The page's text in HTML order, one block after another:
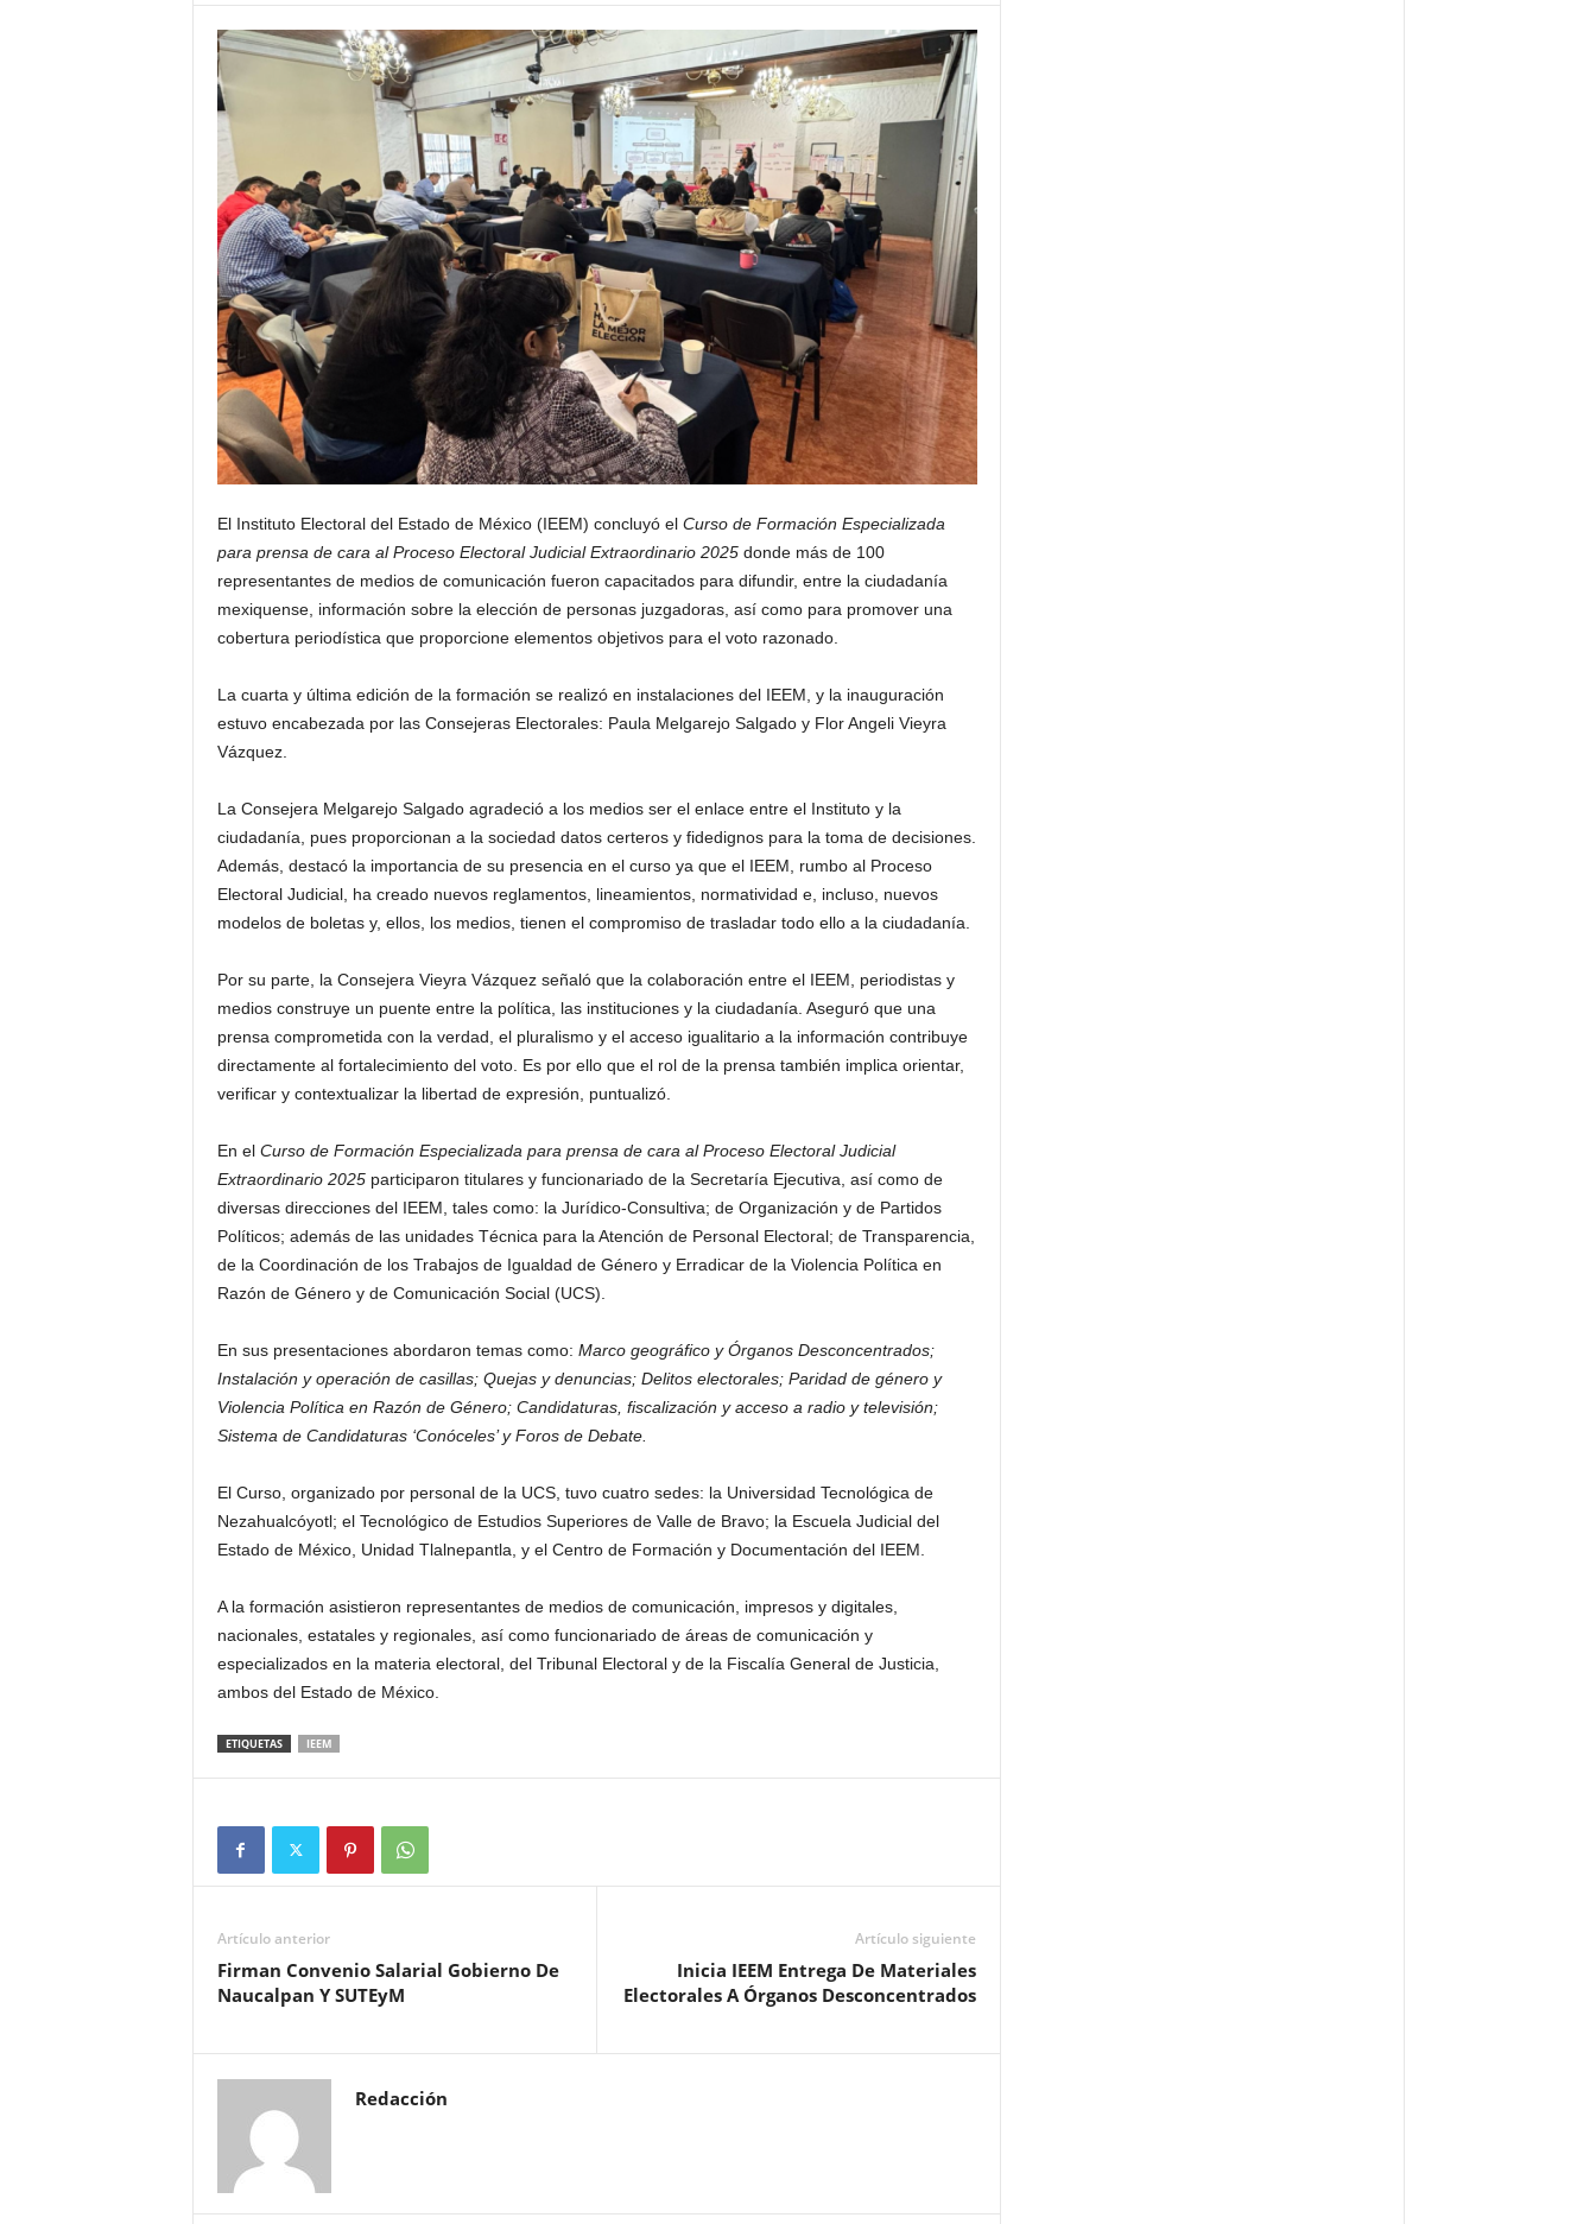
El Instituto Electoral del Estado de México (IEEM) concluyó el Curso de Formación Especializada
para prensa de cara al Proceso Electoral Judicial Extraordinario 2025 donde más de 100
representantes de medios de comunicación fueron capacitados para difundir, entre la ciudadanía
mexiquense, información sobre la elección de personas juzgadoras, así como para promover una
cobertura periodística que proporcione elementos objetivos para el voto razonado.
La cuarta y última edición de la formación se realizó en instalaciones del IEEM, y la inauguración
estuvo encabezada por las Consejeras Electorales: Paula Melgarejo Salgado y Flor Angeli Vieyra
Vázquez.
La Consejera Melgarejo Salgado agradeció a los medios ser el enlace entre el Instituto y la
ciudadanía, pues proporcionan a la sociedad datos certeros y fidedignos para la toma de decisiones.
Además, destacó la importancia de su presencia en el curso ya que el IEEM, rumbo al Proceso
Electoral Judicial, ha creado nuevos reglamentos, lineamientos, normatividad e, incluso, nuevos
modelos de boletas y, ellos, los medios, tienen el compromiso de trasladar todo ello a la ciudadanía.
Por su parte, la Consejera Vieyra Vázquez señaló que la colaboración entre el IEEM, periodistas y
medios construye un puente entre la política, las instituciones y la ciudadanía. Aseguró que una
prensa comprometida con la verdad, el pluralismo y el acceso igualitario a la información contribuye
directamente al fortalecimiento del voto. Es por ello que el rol de la prensa también implica orientar,
verificar y contextualizar la libertad de expresión, puntualizó.
En el Curso de Formación Especializada para prensa de cara al Proceso Electoral Judicial
Extraordinario 2025 participaron titulares y funcionariado de la Secretaría Ejecutiva, así como de
diversas direcciones del IEEM, tales como: la Jurídico-Consultiva; de Organización y de Partidos
Políticos; además de las unidades Técnica para la Atención de Personal Electoral; de Transparencia,
de la Coordinación de los Trabajos de Igualdad de Género y Erradicar de la Violencia Política en
Razón de Género y de Comunicación Social (UCS).
En sus presentaciones abordaron temas como: Marcogeográfico y Órganos Desconcentrados;
Instalación y operación de casillas; Quejas y denuncias; Delitos electorales; Paridad de género y
Violencia Política en Razón de Género; Candidaturas, fiscalización y acceso a radio y televisión;
Sistema de Candidaturas ‘Conóceles’ y Foros de Debate.
El Curso, organizado por personal de la UCS, tuvo cuatro sedes: la Universidad Tecnológica de
Nezahualcóyotl; el Tecnológico de Estudios Superiores de Valle de Bravo; la Escuela Judicial del
Estado de México, Unidad Tlalnepantla, y el Centro de Formación y Documentación del IEEM.
A la formación asistieron representantes de medios de comunicación, impresos y digitales,
nacionales, estatales y regionales, así como funcionariado de áreas de comunicación y
especializados en la materia electoral, del Tribunal Electoral y de la Fiscalía General de Justicia,
ambos del Estado de México.
ETIQUETAS IEEM
Artículo anterior
Firman Convenio Salarial Gobierno De
Naucalpan Y SUTEyM
Artículo siguiente
Inicia IEEM Entrega De Materiales
Electorales A Órganos Desconcentrados
Redacción